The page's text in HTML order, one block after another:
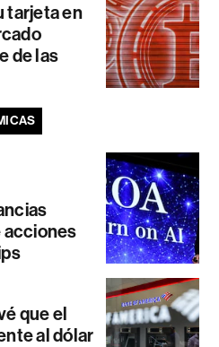
tarjeta en
de las
acciones
que el
al dólar